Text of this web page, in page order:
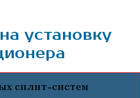
установку
сплит-систем